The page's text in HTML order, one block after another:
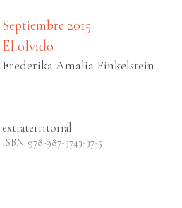
Septiembre 2015
El olvido
Frederika Amalia Finkelstein
extraterritorial
ISBN: 978-987-3743-37-5